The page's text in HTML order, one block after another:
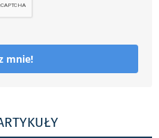
mnie!